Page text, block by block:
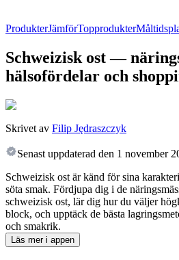
ProdukterJämförTopprodukter
Schweizisk ost —
hälsofördelar och
Skrivet av Filip Jędraszczyk
Senast uppdaterad den 1 november
Schweizisk ost är känd för sina
söta smak. Fördjupa dig i de
schweizisk ost, lär dig hur du väljer
block, och upptäck de bästa
och smakrik.
Läs mer i appen